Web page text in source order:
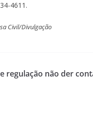
4611.
Civil/Divulgação
regulação não der